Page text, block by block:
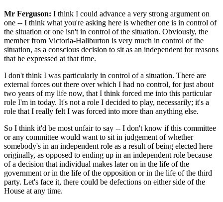
Mr Ferguson: I think I could advance a very strong argument on
one -- I think what you're asking here is whether one is in control of
the situation or one isn't in control of the situation. Obviously, the
member from Victoria-Haliburton is very much in control of the
situation, as a conscious decision to sit as an independent for reasons
that he expressed at that time.
I don't think I was particularly in control of a situation. There are
external forces out there over which I had no control, for just about
two years of my life now, that I think forced me into this particular
role I'm in today. It's not a role I decided to play, necessarily; it's a
role that I really felt I was forced into more than anything else.
So I think it'd be most unfair to say -- I don't know if this committee
or any committee would want to sit in judgement of whether
somebody's in an independent role as a result of being elected here
originally, as opposed to ending up in an independent role because
of a decision that individual makes later on in the life of the
government or in the life of the opposition or in the life of the third
party. Let's face it, there could be defections on either side of the
House at any time.